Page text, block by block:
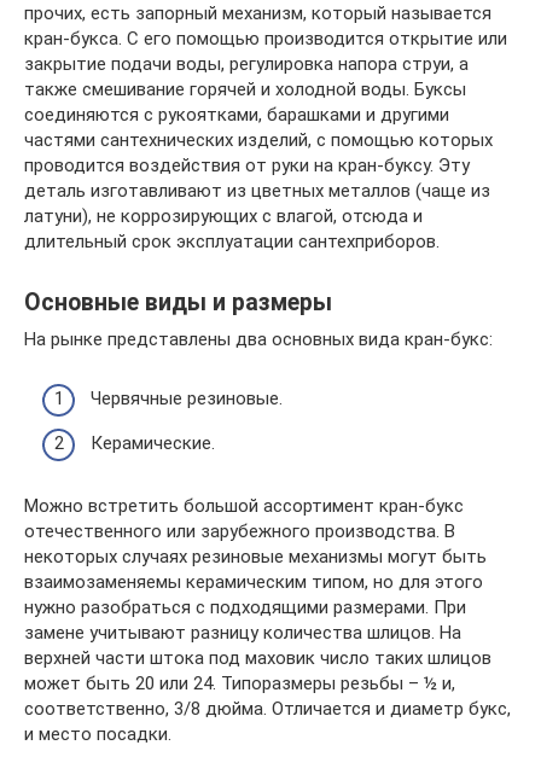
прочих, есть запорный механизм, который называется
кран-букса. С его помощью производится открытие или
закрытие подачи воды, регулировка напора струи, а
также смешивание горячей и холодной воды. Буксы
соединяются с рукоятками, барашками и другими
частями сантехнических изделий, с помощью которых
проводится воздействия от руки на кран-буксу. Эту
деталь изготавливают из цветных металлов (чаще из
латуни), не коррозирующих с влагой, отсюда и
длительный срок эксплуатации сантехприборов.
Основные виды и размеры
На рынке представлены два основных вида кран-букс:
Червячные резиновые.
Керамические.
Можно встретить большой ассортимент кран-букс
отечественного или зарубежного производства. В
некоторых случаях резиновые механизмы могут быть
взаимозаменяемы керамическим типом, но для этого
нужно разобраться с подходящими размерами. При
замене учитывают разницу количества шлицов. На
верхней части штока под маховик число таких шлицов
может быть 20 или 24. Типоразмеры резьбы – ½ и,
соответственно, 3/8 дюйма. Отличается и диаметр букс,
и место посадки.